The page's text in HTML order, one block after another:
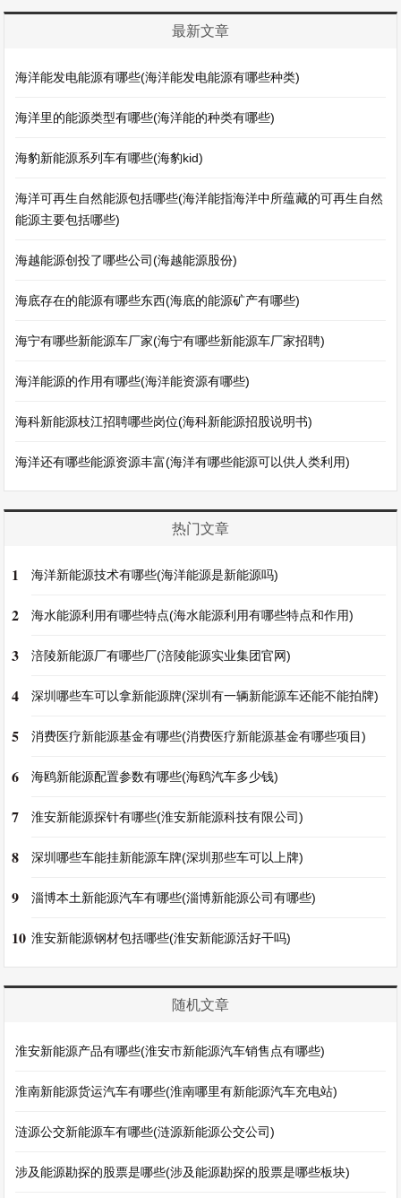
最新文章
海洋能发电能源有哪些(海洋能发电能源有哪些种类)
海洋里的能源类型有哪些(海洋能的种类有哪些)
海豹新能源系列车有哪些(海豹kid)
海洋可再生自然能源包括哪些(海洋能指海洋中所蕴藏的可再生自然
能源主要包括哪些)
海越能源创投了哪些公司(海越能源股份)
海底存在的能源有哪些东西(海底的能源矿产有哪些)
海宁有哪些新能源车厂家(海宁有哪些新能源车厂家招聘)
海洋能源的作用有哪些(海洋能资源有哪些)
海科新能源枝江招聘哪些岗位(海科新能源招股说明书)
海洋还有哪些能源资源丰富(海洋有哪些能源可以供人类利用)
热门文章
1 海洋新能源技术有哪些(海洋能源是新能源吗)
2 海水能源利用有哪些特点(海水能源利用有哪些特点和作用)
3 涪陵新能源厂有哪些厂(涪陵能源实业集团官网)
4 深圳哪些车可以拿新能源牌(深圳有一辆新能源车还能不能拍牌)
5 消费医疗新能源基金有哪些(消费医疗新能源基金有哪些项目)
6 海鸥新能源配置参数有哪些(海鸥汽车多少钱)
7 淮安新能源探针有哪些(淮安新能源科技有限公司)
8 深圳哪些车能挂新能源车牌(深圳那些车可以上牌)
9 淄博本土新能源汽车有哪些(淄博新能源公司有哪些)
10 淮安新能源钢材包括哪些(淮安新能源活好干吗)
随机文章
淮安新能源产品有哪些(淮安市新能源汽车销售点有哪些)
淮南新能源货运汽车有哪些(淮南哪里有新能源汽车充电站)
涟源公交新能源车有哪些(涟源新能源公交公司)
涉及能源勘探的股票是哪些(涉及能源勘探的股票是哪些板块)